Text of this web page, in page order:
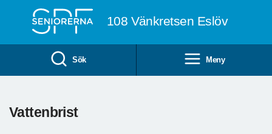
108 Vänkretsen Eslöv
Sök Meny
Vattenbrist